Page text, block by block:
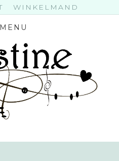
WINKELMAND
MENU